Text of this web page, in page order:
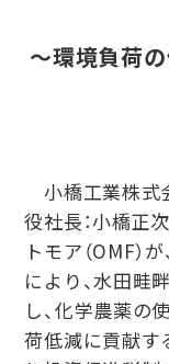
～環境負荷
小橋工業株式
役社長：小橋正
トモア（OMF）
により、水田畦
し、化学農薬の
荷低減に貢献す